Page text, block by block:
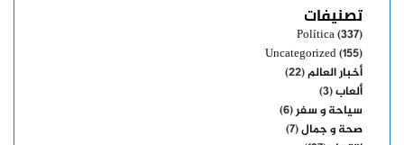
تصنيفات
Política(337)
Uncategorized(155)
أخبار العالم(22)
ألعاب(3)
سياحة و سفر(6)
صحة و جمال(7)